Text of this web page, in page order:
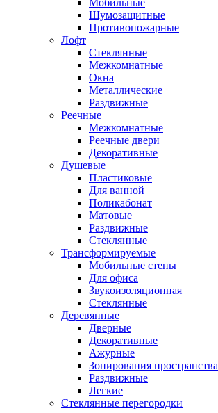
Мобильные
Шумозащитные
Противопожарные
Лофт
Стеклянные
Межкомнатные
Окна
Металлические
Раздвижные
Реечные
Межкомнатные
Реечные двери
Декоративные
Душевые
Пластиковые
Для ванной
Поликабонат
Матовые
Раздвижные
Стеклянные
Трансформируемые
Мобильные стены
Для офиса
Звукоизоляционная
Стеклянные
Деревянные
Дверные
Декоративные
Ажурные
Зонирования пространства
Раздвижные
Легкие
Стеклянные перегородки